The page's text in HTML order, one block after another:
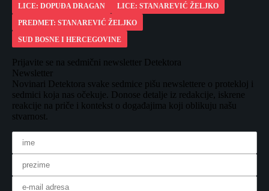
LICE: DOPUĐA DRAGAN
LICE: STANAREVIĆ ŽELJKO
PREDMET: STANAREVIĆ ŽELJKO
SUD BOSNE I HERCEGOVINE
Prijavite se na sedmični newsletter Detektora
Newsletter
Novinari Detektora svake sedmice pišu newslettere o protekloj i
sedmici koja nas očekuje. Donose detalje iz redakcije, iskrene
reakcije na priče i kontekst o događajima koji oblikuju našu
stvarnost.